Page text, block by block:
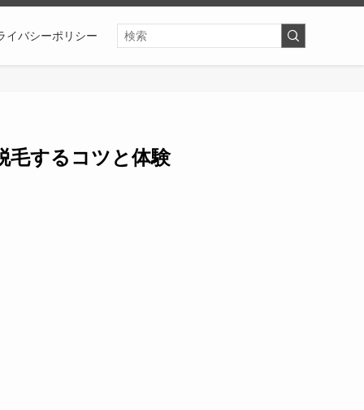
イバシーポリシー
毛するコツと体験